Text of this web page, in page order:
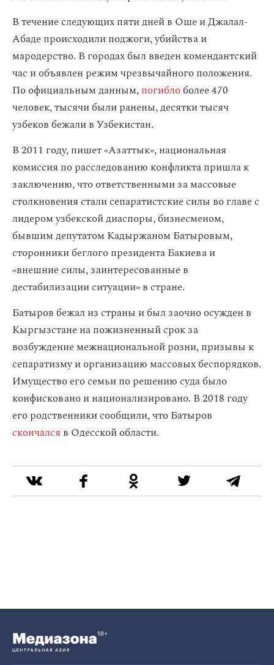
В течение следующих пяти дней в Оше и Джалал-
Абаде происходили поджоги, убийства и
мародерство. В городах был введен комендантский
час и объявлен режим чрезвычайного положения.
По официальным данным,погиблоболее 470
человек, тысячи были ранены, десятки тысяч
узбеков бежали в Узбекистан.
В 2011 году, пишет «Азаттык», национальная
комиссия по расследованию конфликта пришла к
заключению, что ответственными за массовые
столкновения стали сепаратистские силы во главе с
лидером узбекской диаспоры, бизнесменом,
бывшим депутатом Кадыржаном Батыровым,
сторонники беглого президента Бакиева и
«внешние силы, заинтересованные в
дестабилизации ситуации» в стране.
Батыров бежал из страны и был заочно осужден в
Кыргызстане на пожизненный срок за
возбуждение межнациональной розни, призывы к
сепаратизму и организацию массовых беспорядков.
Имущество его семьи по решению суда было
конфисковано и национализировано. В 2018 году
его родственники сообщили, что Батыров
скончался в Одесской области.